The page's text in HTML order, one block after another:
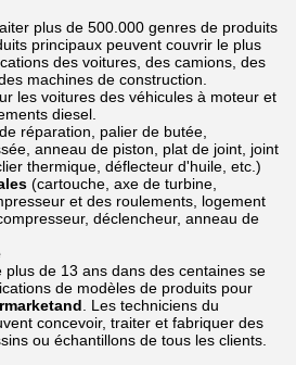
plus de 500.000 genres de produits
principaux peuvent couvrir le plus
des voitures, des camions, des
machines de construction.
les voitures des véhicules à moteur et
diesel.
réparation, palier de butée,
anneau de piston, plat de joint, joint
thermique, déflecteur d'huile, etc.)
(cartouche, axe de turbine,
et des roulements, logement
déclencheur, anneau de
plus de 13 ans dans des centaines se
de modèles de produits pour
. Les techniciens du
concevoir, traiter et fabriquer des
ou échantillons de tous les clients.